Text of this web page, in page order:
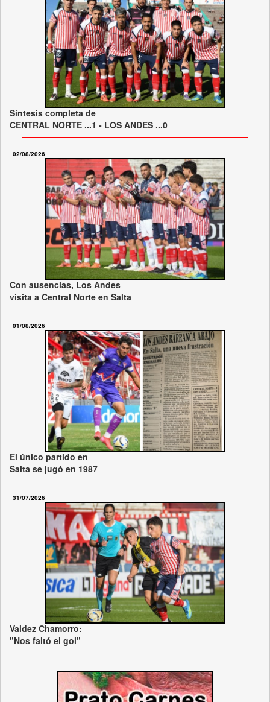
Síntesis completa de
CENTRAL NORTE ...1 - LOS ANDES ...0
02/08/2026
Con ausencias, Los Andes
visita a Central Norte en Salta
01/08/2026
El único partido en
Salta se jugó en 1987
31/07/2026
Valdez Chamorro:
"Nos faltó el gol"